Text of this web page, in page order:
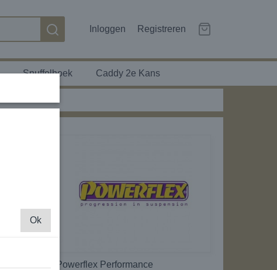
Inloggen Registreren
Snuffelhoek Caddy 2e Kans
Powerflex Performance
Ok